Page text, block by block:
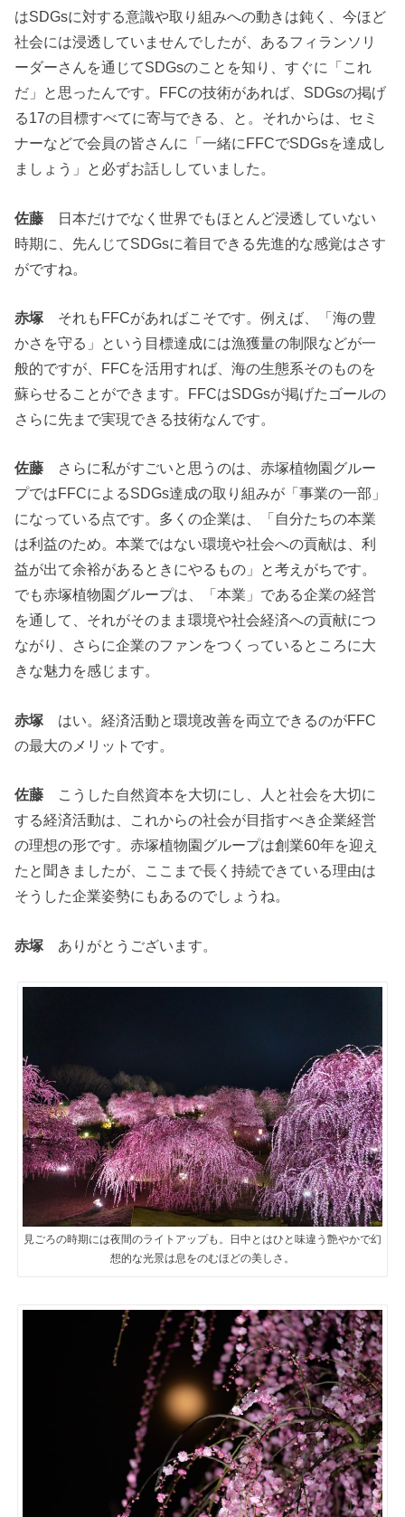
はSDGsに対する意識や取り組みへの動きは鈍く、今ほど
社会には浸透していませんでしたが、あるフィランソリ
ーダーさんを通じてSDGsのことを知り、すぐに「これ
だ」と思ったんです。FFCの技術があれば、SDGsの掲げ
る17の目標すべてに寄与できる、と。それからは、セミ
ナーなどで会員の皆さんに「一緒にFFCでSDGsを達成し
ましょう」と必ずお話ししていました。
佐藤 日本だけでなく世界でもほとんど浸透していない
時期に、先んじてSDGsに着目できる先進的な感覚はさす
がですね。
赤塚 それもFFCがあればこそです。例えば、「海の豊
かさを守る」という目標達成には漁獲量の制限などが一
般的ですが、FFCを活用すれば、海の生態系そのものを
蘇らせることができます。FFCはSDGsが掲げたゴールの
さらに先まで実現できる技術なんです。
佐藤 さらに私がすごいと思うのは、赤塚植物園グルー
プではFFCによるSDGs達成の取り組みが「事業の一部」
になっている点です。多くの企業は、「自分たちの本業
は利益のため。本業ではない環境や社会への貢献は、利
益が出て余裕があるときにやるもの」と考えがちです。
でも赤塚植物園グループは、「本業」である企業の経営
を通して、それがそのまま環境や社会経済への貢献につ
ながり、さらに企業のファンをつくっているところに大
きな魅力を感じます。
赤塚 はい。経済活動と環境改善を両立できるのがFFC
の最大のメリットです。
佐藤 こうした自然資本を大切にし、人と社会を大切に
する経済活動は、これからの社会が目指すべき企業経営
の理想の形です。赤塚植物園グループは創業60年を迎え
たと聞きましたが、ここまで長く持続できている理由は
そうした企業姿勢にもあるのでしょうね。
赤塚 ありがとうございます。
見ごろの時期には夜間のライトアップも。日中とはひと味違う艶やかで幻
想的な光景は息をのむほどの美しさ。